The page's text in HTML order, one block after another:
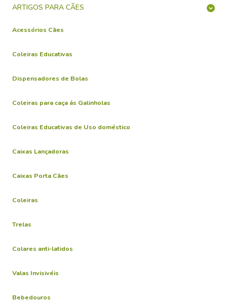
ARTIGOS PARA CÃES
Acessórios Cães
Coleiras Educativas
Dispensadores de Bolas
Coleiras para caça ás Galinholas
Coleiras Educativas de Uso doméstico
Caixas Lançadoras
Caixas Porta Cães
Coleiras
Trelas
Colares anti-latidos
Valas Invisivéis
Bebedouros